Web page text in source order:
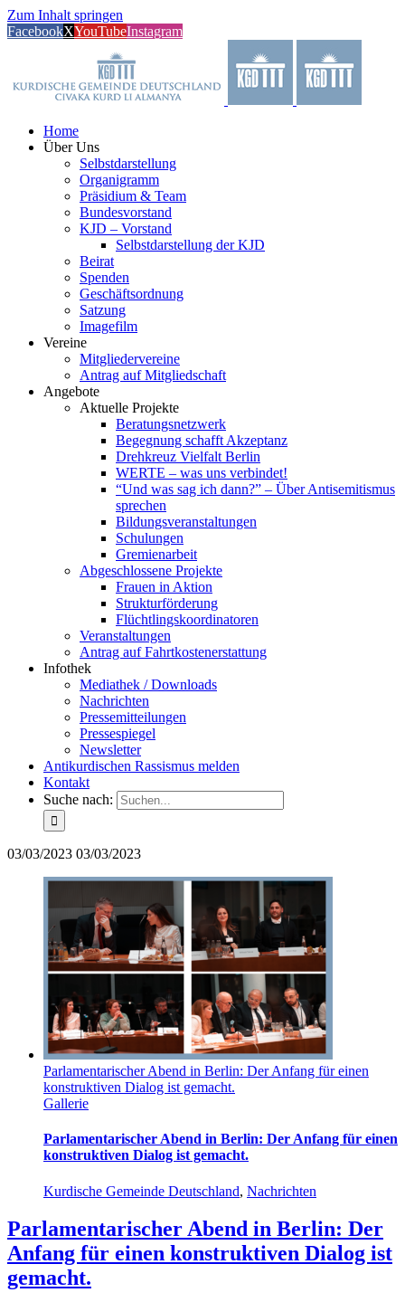
Zum Inhalt springen
FacebookXYouTubeInstagram
Home
Über Uns
Selbstdarstellung
Organigramm
Präsidium & Team
Bundesvorstand
KJD – Vorstand
Selbstdarstellung der KJD
Beirat
Spenden
Geschäftsordnung
Satzung
Imagefilm
Vereine
Mitgliedervereine
Antrag auf Mitgliedschaft
Angebote
Aktuelle Projekte
Beratungsnetzwerk
Begegnung schafft Akzeptanz
Drehkreuz Vielfalt Berlin
WERTE – was uns verbindet!
“Und was sag ich dann?” – Über Antisemitismus
sprechen
Bildungsveranstaltungen
Schulungen
Gremienarbeit
Abgeschlossene Projekte
Frauen in Aktion
Strukturförderung
Flüchtlingskoordinatoren
Veranstaltungen
Antrag auf Fahrtkostenerstattung
Infothek
Mediathek / Downloads
Nachrichten
Pressemitteilungen
Pressespiegel
Newsletter
Antikurdischen Rassismus melden
Kontakt
Suche nach:
03/03/2023 03/03/2023
Parlamentarischer Abend in Berlin: Der Anfang für einen
konstruktiven Dialog ist gemacht.
Gallerie
Parlamentarischer Abend in Berlin: Der Anfang für einen
konstruktiven Dialog ist gemacht.
Kurdische Gemeinde Deutschland, Nachrichten
Parlamentarischer Abend in Berlin: Der
Anfang für einen konstruktiven Dialog ist
gemacht.